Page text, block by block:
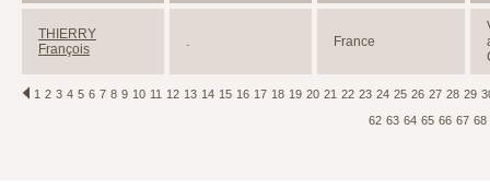
THIERRY
François
. France
1 2 3 4 5 6 7 8 9 10 11 12 13 14 15 16 17 18 19 20 21 22 23 24 25 26 27 28 29
62 63 64 65 66 67 68